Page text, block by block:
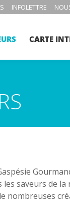
INFOLETTRE
CARTE
saveurs de
nombreuses